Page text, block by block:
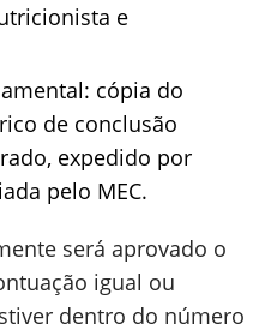
e
cópia do
de conclusão
expedido por
pelo MEC.
será aprovado o
igual ou
dentro do número